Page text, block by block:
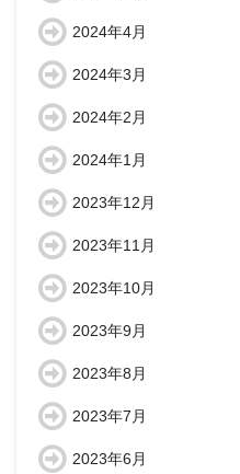
2024年4月
2024年3月
2024年2月
2024年1月
2023年12月
2023年11月
2023年10月
2023年9月
2023年8月
2023年7月
2023年6月